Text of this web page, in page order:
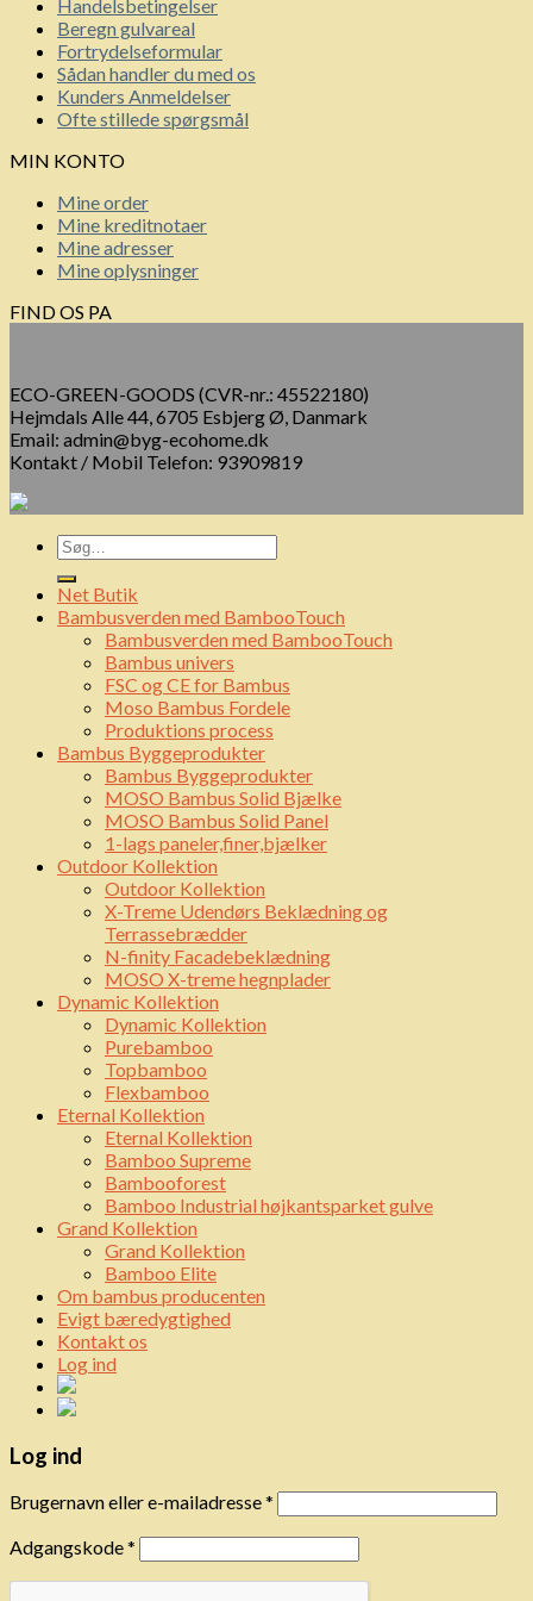
Handelsbetingelser
Beregn gulvareal
Fortrydelseformular
Sådan handler du med os
Kunders Anmeldelser
Ofte stillede spørgsmål
MIN KONTO
Mine order
Mine kreditnotaer
Mine adresser
Mine oplysninger
FIND OS PA
ECO-GREEN-GOODS (CVR-nr.: 45522180)
Hejmdals Alle 44, 6705 Esbjerg Ø, Danmark
Email: admin@byg-ecohome.dk
Kontakt / Mobil Telefon: 93909819
Net Butik
Bambusverden med BambooTouch
Bambusverden med BambooTouch
Bambus univers
FSC og CE for Bambus
Moso Bambus Fordele
Produktions process
Bambus Byggeprodukter
Bambus Byggeprodukter
MOSO Bambus Solid Bjælke
MOSO Bambus Solid Panel
1-lags paneler,finer,bjælker
Outdoor Kollektion
Outdoor Kollektion
X-Treme Udendørs Beklædning og
Terrassebrædder
N-finity Facadebeklædning
MOSO X-treme hegnplader
Dynamic Kollektion
Dynamic Kollektion
Purebamboo
Topbamboo
Flexbamboo
Eternal Kollektion
Eternal Kollektion
Bamboo Supreme
Bambooforest
Bamboo Industrial højkantsparket gulve
Grand Kollektion
Grand Kollektion
Bamboo Elite
Om bambus producenten
Evigt bæredygtighed
Kontakt os
Log ind
Log ind
Brugernavn eller e-mailadresse*
Adgangskode*